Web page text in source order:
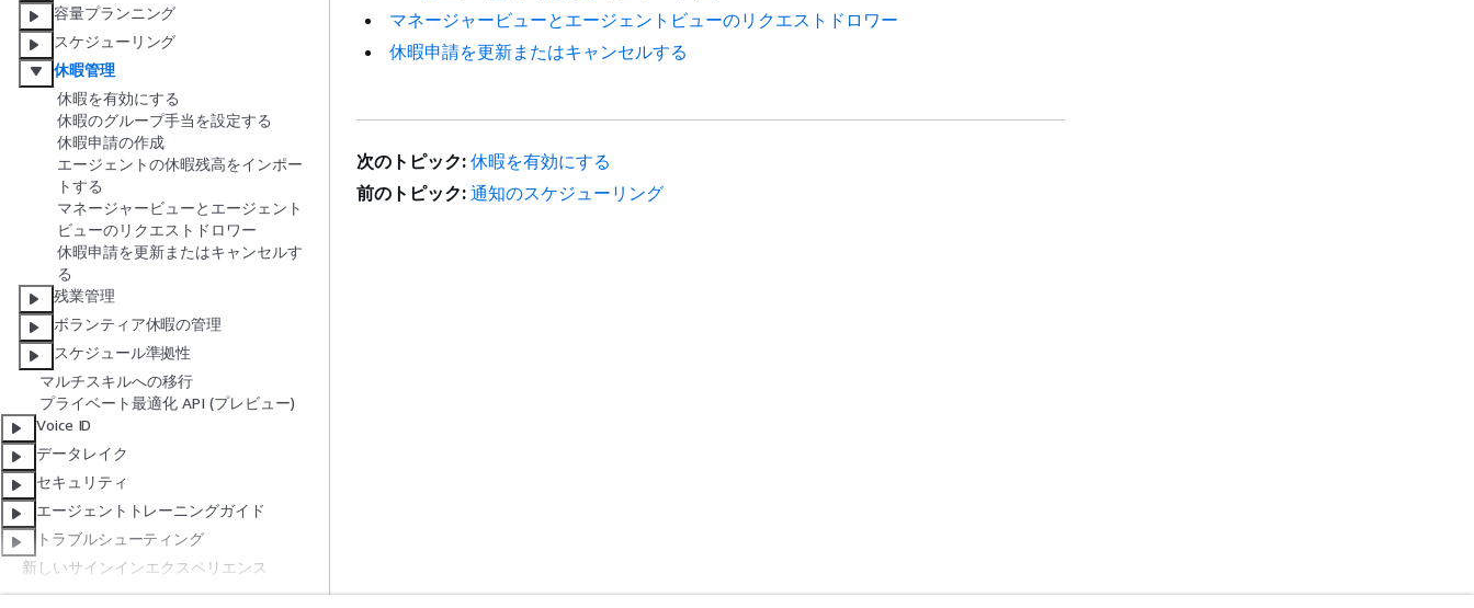
容量プランニング
スケジューリング
休暇管理
休暇を有効にする
休暇のグループ手当を設定する
休暇申請の作成
エージェントの休暇残高をインポー
トする
マネージャービューとエージェント
ビューのリクエストドロワー
休暇申請を更新またはキャンセルす
る
残業管理
ボランティア休暇の管理
スケジュール準拠性
マルチスキルへの移行
プライベート最適化 API (プレビュー)
Voice ID
データレイク
セキュリティ
エージェントトレーニングガイド
トラブルシューティング
新しいサインインエクスペリエンス
マネージャービューとエージェントビューのリクエストドロワー
休暇申請を更新またはキャンセルする
次のトピック: 休暇を有効にする
前のトピック: 通知のスケジューリング